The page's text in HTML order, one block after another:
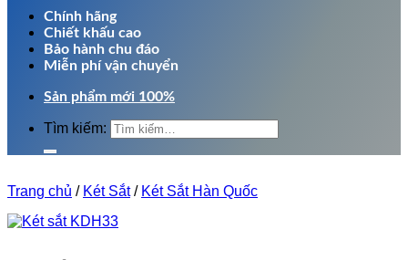
Chính hãng
Chiết khấu cao
Bảo hành chu đáo
Miễn phí vận chuyển
Sản phẩm mới 100%
Tìm kiếm:
Trang chủ / Két Sắt / Két Sắt Hàn Quốc